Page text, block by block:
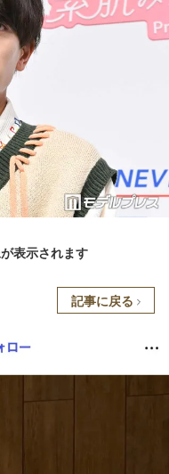
表示されます
記事に戻る